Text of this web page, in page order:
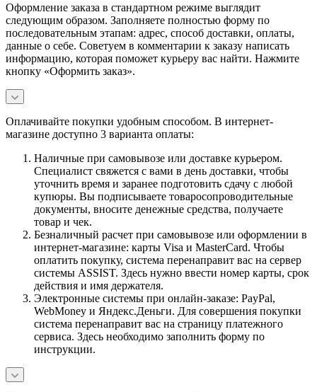
Оформление заказа в стандартном режиме выглядит
следующим образом. Заполняете полностью форму по
последовательным этапам: адрес, способ доставки, оплаты,
данные о себе. Советуем в комментарии к заказу написать
информацию, которая поможет курьеру вас найти. Нажмите
кнопку «Оформить заказ».
Оплачивайте покупки удобным способом. В интернет-
магазине доступно 3 варианта оплаты:
Наличные при самовывозе или доставке курьером.
Специалист свяжется с вами в день доставки, чтобы
уточнить время и заранее подготовить сдачу с любой
купюры. Вы подписываете товаросопроводительные
документы, вносите денежные средства, получаете
товар и чек.
Безналичный расчет при самовывозе или оформлении в
интернет-магазине: карты Visa и MasterCard. Чтобы
оплатить покупку, система перенаправит вас на сервер
системы ASSIST. Здесь нужно ввести номер карты, срок
действия и имя держателя.
Электронные системы при онлайн-заказе: PayPal,
WebMoney и Яндекс.Деньги. Для совершения покупки
система перенаправит вас на страницу платежного
сервиса. Здесь необходимо заполнить форму по
инструкции.